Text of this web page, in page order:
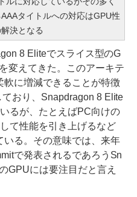
タイトルへの対応はGPU性
決となる
8 Eliteでスライス型のG
変えてきた。このアーキテ
軟に増減できることが特徴
おり、Snapdragon 8 Elite
るが、たとえばPC向けの
て性能を引き上げるなど
いる。その意味では、来年
で発表されるであろうSn
GPUには要注目だと言え